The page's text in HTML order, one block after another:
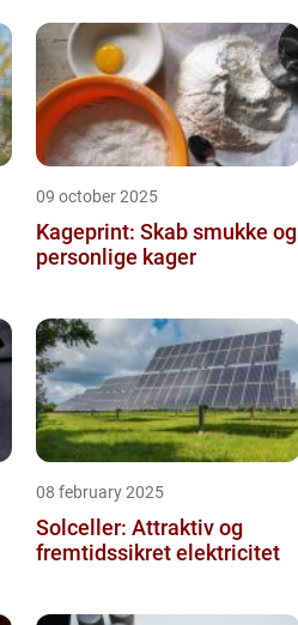
09 october 2025
Kageprint: Skab smukke og
personlige kager
08 february 2025
Solceller: Attraktiv og
fremtidssikret elektricitet